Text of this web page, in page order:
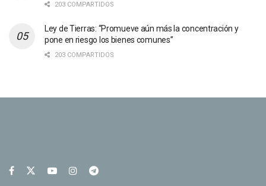
203 COMPARTIDOS
Ley de Tierras: “Promueve aún más la concentración y
pone en riesgo los bienes comunes”
203 COMPARTIDOS